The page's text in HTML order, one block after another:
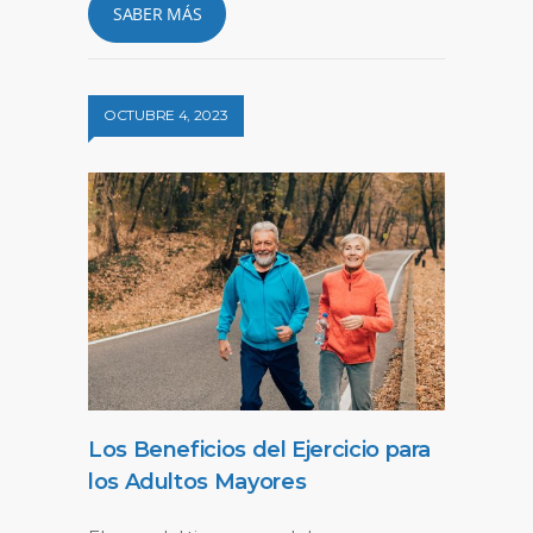
SABER MÁS
OCTUBRE 4, 2023
Los Beneficios del Ejercicio para
los Adultos Mayores